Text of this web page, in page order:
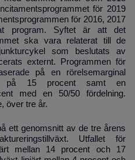
för 2019
för 2016, 2017
program. Syftet är att det
ska vara relaterat till de
som beslutats av
externt. Programmen för
på en rörelsemarginal
på 15 procent samt en
med en 50/50 fördelning.
över tre år.
ett genomsnitt av de tre årens
Utfallet för
mellan 14 procent och 17